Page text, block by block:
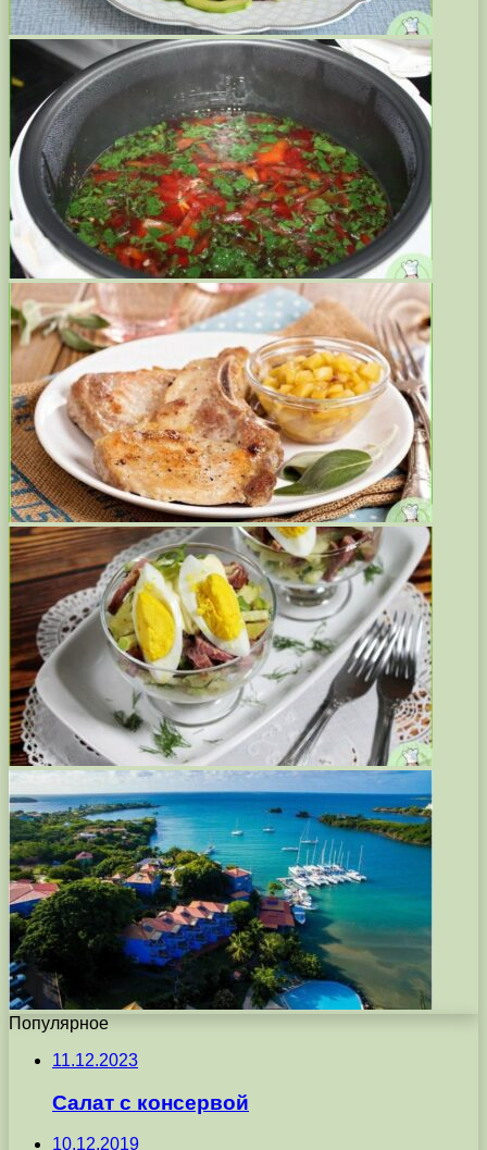
Популярное
11.12.2023
Салат с консервой
10.12.2019